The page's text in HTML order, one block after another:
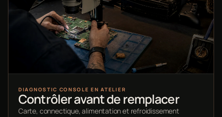
DIAGNOSTIC CONSOLE EN ATELIER
Contrôler avant de remplacer
Carte, connectique, alimentation et refroidissement